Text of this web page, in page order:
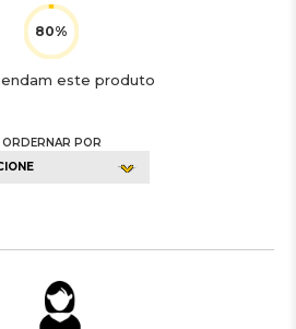
este produto
ORDERNAR POR